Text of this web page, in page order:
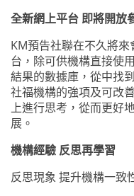
全新網上平台 即將開放
KM預告社聯在不久將
台，除可供機構直接使
結果的數據庫，從中找
社福機構的強項及可改
上進行思考，從而更好
展。
機構經驗 反思再學習
反思現象 提升機構一致